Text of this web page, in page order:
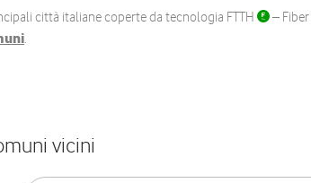
città italiane coperte da tecnologia FTTH
–
.
vicini